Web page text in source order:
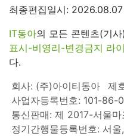
최종편집일시: 2026.08.07
IT동아의 모든 콘텐츠(기
표시-비영리-변경금지 라
다.
회사: (주)아이티동아
제
사업자등록번호: 101-86-
통신판매: 제 2017-서울
정기간행물등록번호: 서